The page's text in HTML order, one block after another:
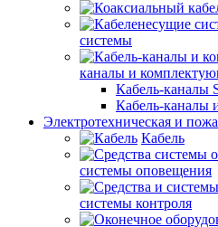
системы
каналы и
Кабель-каналы
Кабель-каналы
Электротехническая и
Кабель
системы оповещения
системы контроля